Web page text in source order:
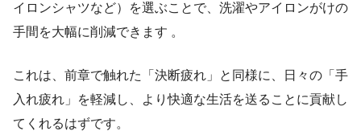
イロンシャツなど）を選ぶことで、洗濯やアイロンがけの
手間を大幅に削減できます 。
これは、前章で触れた「決断疲れ」と同様に、日々の「手
入れ疲れ」を軽減し、より快適な生活を送ることに貢献し
てくれるはずです。